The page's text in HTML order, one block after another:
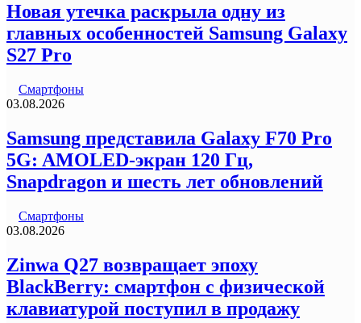
Новая утечка раскрыла одну из
главных особенностей Samsung Galaxy
S27 Pro
Смартфоны
03.08.2026
Samsung представила Galaxy F70 Pro
5G: AMOLED-экран 120 Гц,
Snapdragon и шесть лет обновлений
Смартфоны
03.08.2026
Zinwa Q27 возвращает эпоху
BlackBerry: смартфон с физической
клавиатурой поступил в продажу